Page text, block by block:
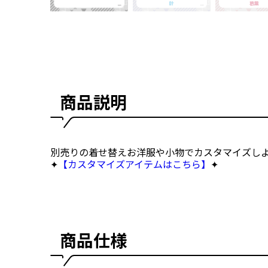
商品説明
別売りの着せ替えお洋服や小物でカスタマイズし
✦ 【カスタマイズアイテムはこちら】 ✦
商品仕様